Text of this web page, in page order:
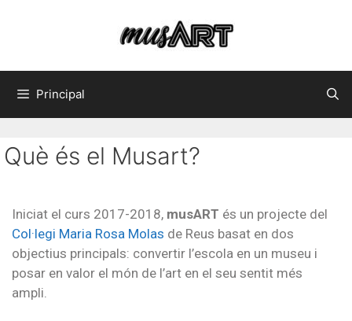
Principal
Què és el Musart?
Iniciat el curs 2017-2018, musART és un projecte del
Col·legi Maria Rosa Molas de Reus basat en dos
objectius principals: convertir l’escola en un museu i
posar en valor el món de l’art en el seu sentit més
ampli.